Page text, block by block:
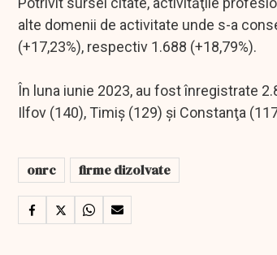
alte domenii de activitate unde s-a
(+17,23%), respectiv 1.688 (+18,79%).
În luna iunie 2023, au fost înregistrate
Ilfov (140), Timiş (129) şi Constanţa
onrc firme dizolvate